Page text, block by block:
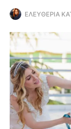
ΕΛΕΥΘΕΡΙΑ